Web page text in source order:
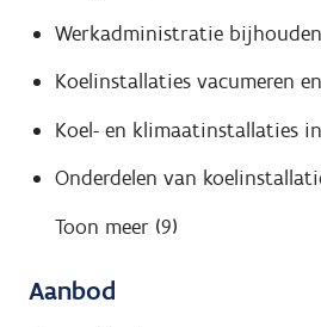
Werkadministratie bijhouden
Koelinstallaties vacumeren
Koel- en klimaatinstallaties
Onderdelen van
Toon meer (9)
Aanbod